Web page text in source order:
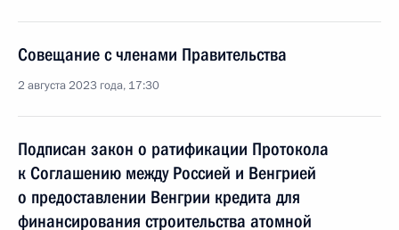
Совещание с членами Правительства
2 августа 2023 года, 17:30
Подписан закон о ратификации Протокола
к Соглашению между Россией и Венгрией
о предоставлении Венгрии кредита для
финансирования строительства атомной